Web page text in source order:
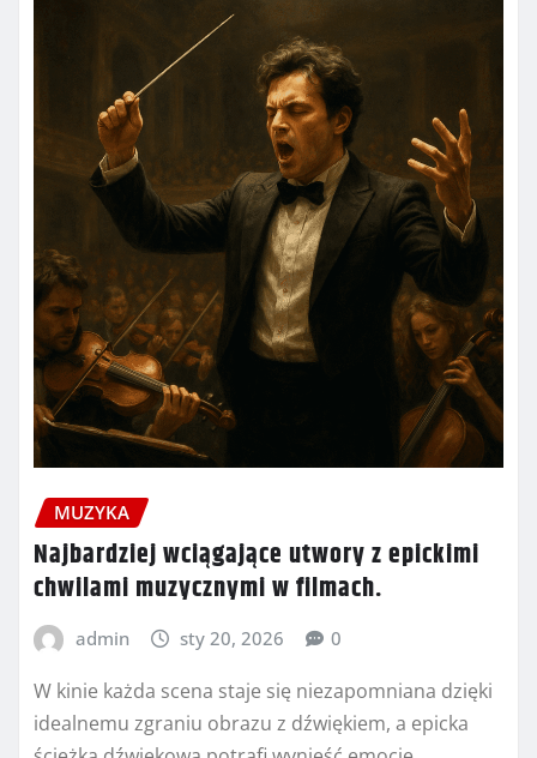
MUZYKA
Najbardziej wciągające utwory z epickimi
chwilami muzycznymi w filmach.
admin sty 20, 2026 0
W kinie każda scena staje się niezapomniana dzięki
idealnemu zgraniu obrazu z dźwiękiem, a epicka